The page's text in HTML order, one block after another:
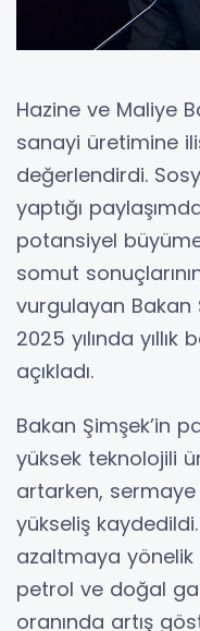
Hazine ve Maliye
sanayi üretimine
değerlendirdi.
yaptığı
potansiyel
somut
vurgulayan Bakan
2025 yılında yıllık
açıkladı.
Bakan Şimşek’in
yüksek teknolojili
artarken, sermaye
yükseliş kaydedildi.
azaltmaya yönelik
petrol ve doğal
oranında artış